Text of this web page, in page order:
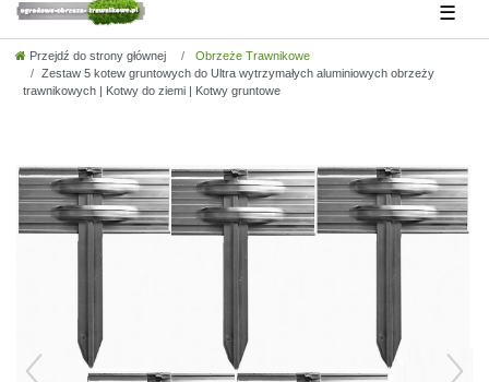
☰
Przejdź do strony głównej
Obrzeże Trawnikowe
Zestaw 5 kotew gruntowych do Ultra wytrzymałych aluminiowych obrzeży
trawnikowych | Kotwy do ziemi | Kotwy gruntowe